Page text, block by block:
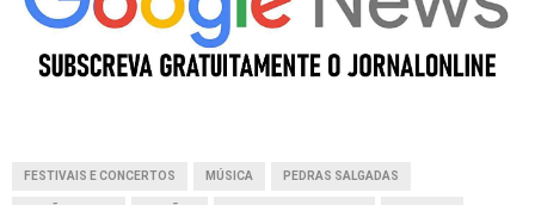
e
b
k
t
s
p
k
e
n
s
e
FESTIVAIS E CONCERTOS MÚSICA PEDRAS SALGADAS